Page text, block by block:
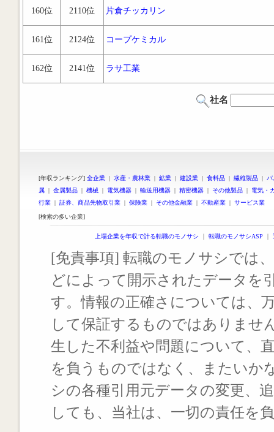
160位 2110位 片倉チッカリン
161位 2124位 コープケミカル
162位 2141位 ラサ工業
社名
[年収ランキング] 全企業 | 水産・農林業 | 鉱業 | 建設業 | 食料品 | 繊維製品 |
属 | 金属製品 | 機械 | 電気機器 | 輸送用機器 | 精密機器 | その他製品 | 電気・
行業 | 証券、商品先物取引業 | 保険業 | その他金融業 | 不動産業 | サービス業
[検索の多い企業]
上場企業を年収で計る転職のモノサシ ｜ 転職のモノサシASP ｜
[免責事項] 転職のモノサシでは
どによって開示されたデータを
す。情報の正確さについては、
して保証するものではありませ
生した不利益や問題について、
を負うものではなく、またいか
シの各種引用元データの変更、
しても、当社は、一切の責任を